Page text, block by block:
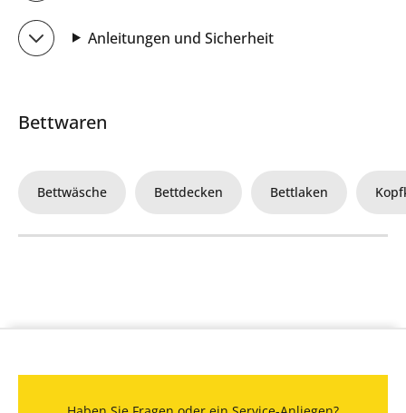
Anleitungen und Sicherheit
Bettwaren
Bettwäsche Bettdecken Bettlaken